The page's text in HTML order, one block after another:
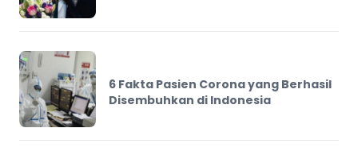
6 Fakta Pasien Corona yang Berhasil
Disembuhkan di Indonesia